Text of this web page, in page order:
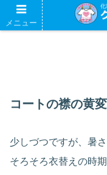
コートの襟の黄変
少しづつですが、暑
そろそろ衣替えの時
メニュー